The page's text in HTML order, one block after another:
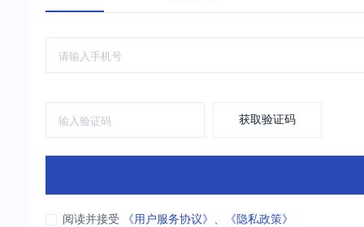
获取验证码
阅读并接受 《用户服务协议》 、 《隐私政策》